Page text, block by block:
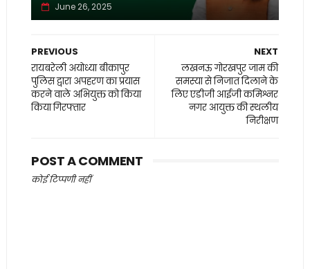
June 26, 2025
NEXT
लखनऊ गोरखपुर जाम की
समस्या से निजात दिलाने के
लिए एडीजी आईजी कमिश्नर
नगर आयुक्त की स्थलीय
निरीक्षण
PREVIOUS
रायबरेली अयोध्या बीकापुर
पुलिस द्वारा अपहरण का प्रयास
करने वाले अभियुक्त को किया
किया गिरफ्तार
POST A COMMENT
कोई टिप्पणी नहीं